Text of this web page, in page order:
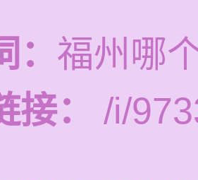
福州哪
：
/i/